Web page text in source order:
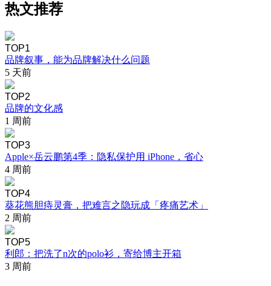
热文推荐
TOP1
品牌叙事，能为品牌解决什么问题
5 天前
TOP2
品牌的文化感
1 周前
TOP3
Apple×岳云鹏第4季：隐私保护用 iPhone，省心
4 周前
TOP4
葵花熊胆痔灵膏，把难言之隐玩成「疼痛艺术」
2 周前
TOP5
利郎：把洗了n次的polo衫，寄给博主开箱
3 周前